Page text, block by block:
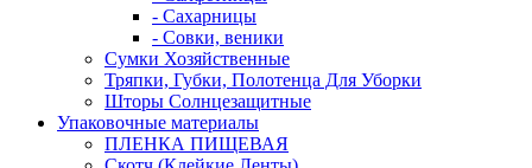
- Сахарницы
- Совки, веники
Сумки Хозяйственные
Тряпки, Губки, Полотенца Для Уборки
Шторы Солнцезащитные
Упаковочные материалы
ПЛЕНКА ПИЩЕВАЯ